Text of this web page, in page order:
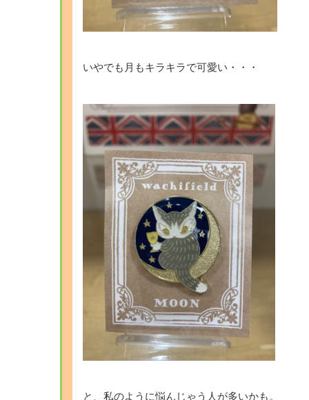
いやでも月もキラキラで可愛い・・・
と、私のように悩んじゃう人が多いかも。